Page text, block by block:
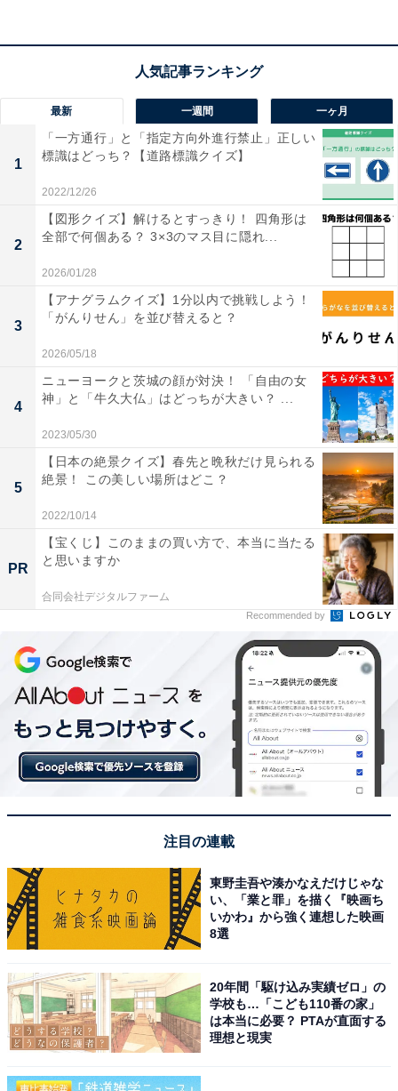
最新 一週間 一ヶ月
1
「一方通行」と「指定方向外進行禁止」正しい
標識はどっち？【道路標識クイズ】
2022/12/26
2
【図形クイズ】解けるとすっきり！ 四角形は
全部で何個ある？ 3×3のマス目に隠れ...
2026/01/28
3
【アナグラムクイズ】1分以内で挑戦しよう！
「がんりせん」を並び替えると？
2026/05/18
4
ニューヨークと茨城の顔が対決！ 「自由の女
神」と「牛久大仏」はどっちが大きい？ ...
2023/05/30
5
【日本の絶景クイズ】春先と晩秋だけ見られる
絶景！ この美しい場所はどこ？
2022/10/14
PR
【宝くじ】このままの買い方で、本当に当たる
と思いますか
合同会社デジタルファーム
Recommended by
注目の連載
東野圭吾や湊かなえだけじゃな
い、「業と罪」を描く『映画ち
いかわ』から強く連想した映画
8選
20年間「駆け込み実績ゼロ」の
学校も…「こども110番の家」
は本当に必要？ PTAが直面する
理想と現実